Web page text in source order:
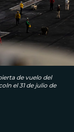
de vuelo del
el 31 de julio de